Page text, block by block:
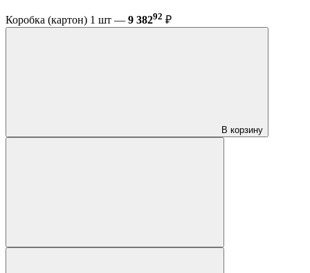
Коробка (картон) 1 шт — 9 38292 ₽
В корзину